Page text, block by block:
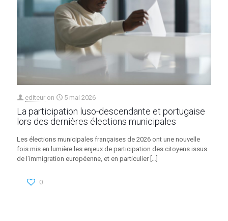
editeur on 5 mai 2026
La participation luso-descendante et portugaise
lors des dernières élections municipales
Les élections municipales françaises de 2026 ont une nouvelle
fois mis en lumière les enjeux de participation des citoyens issus
de l’immigration européenne, et en particulier[…]
0